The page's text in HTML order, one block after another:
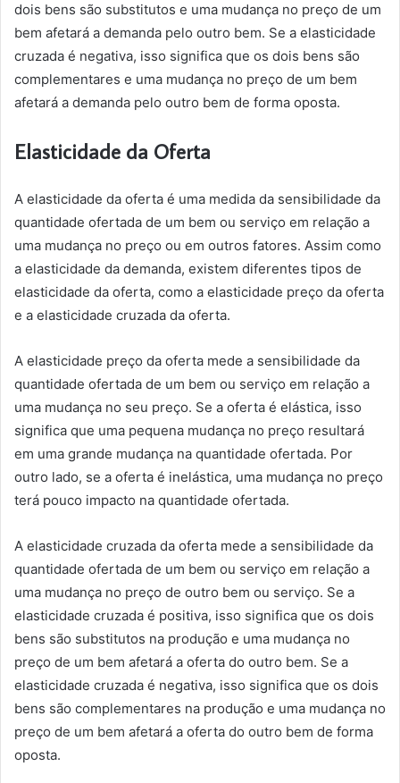
dois bens são substitutos e uma mudança no preço de um
bem afetará a demanda pelo outro bem. Se a elasticidade
cruzada é negativa, isso significa que os dois bens são
complementares e uma mudança no preço de um bem
afetará a demanda pelo outro bem de forma oposta.
Elasticidade da Oferta
A elasticidade da oferta é uma medida da sensibilidade da
quantidade ofertada de um bem ou serviço em relação a
uma mudança no preço ou em outros fatores. Assim como
a elasticidade da demanda, existem diferentes tipos de
elasticidade da oferta, como a elasticidade preço da oferta
e a elasticidade cruzada da oferta.
A elasticidade preço da oferta mede a sensibilidade da
quantidade ofertada de um bem ou serviço em relação a
uma mudança no seu preço. Se a oferta é elástica, isso
significa que uma pequena mudança no preço resultará
em uma grande mudança na quantidade ofertada. Por
outro lado, se a oferta é inelástica, uma mudança no preço
terá pouco impacto na quantidade ofertada.
A elasticidade cruzada da oferta mede a sensibilidade da
quantidade ofertada de um bem ou serviço em relação a
uma mudança no preço de outro bem ou serviço. Se a
elasticidade cruzada é positiva, isso significa que os dois
bens são substitutos na produção e uma mudança no
preço de um bem afetará a oferta do outro bem. Se a
elasticidade cruzada é negativa, isso significa que os dois
bens são complementares na produção e uma mudança no
preço de um bem afetará a oferta do outro bem de forma
oposta.